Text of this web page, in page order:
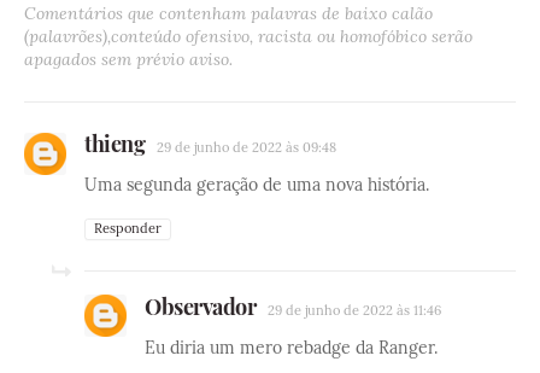
Comentários que contenham palavras de baixo calão
(palavrões),conteúdo ofensivo, racista ou homofóbico serão
apagados sem prévio aviso.
thieng 29 de junho de 2022 às 09:48
Uma segunda geração de uma nova história.
Responder
Observador 29 de junho de 2022 às 11:46
Eu diria um mero rebadge da Ranger.